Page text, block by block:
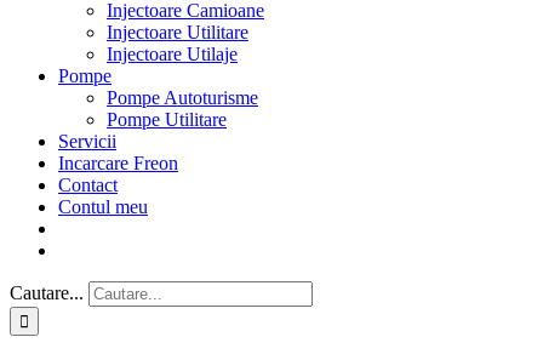
Injectoare Camioane
Injectoare Utilitare
Injectoare Utilaje
Pompe
Pompe Autoturisme
Pompe Utilitare
Servicii
Incarcare Freon
Contact
Contul meu
Cautare...